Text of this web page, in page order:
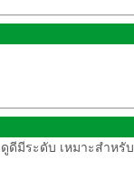
ดีมีระดับ เหมาะสำหรับ